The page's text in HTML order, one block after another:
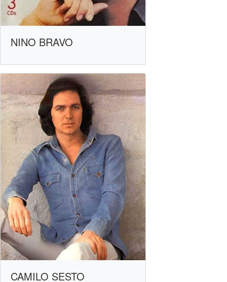
NINO BRAVO
CAMILO SESTO